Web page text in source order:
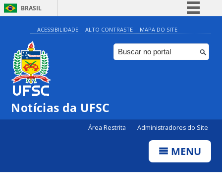
BRASIL
Simplifique!
Comunica BR
Participe
ACESSIBILIDADE ALTO CONTRASTE MAPA DO SITE
Notícias da UFSC
Área Restrita Administradores do Site
MENU